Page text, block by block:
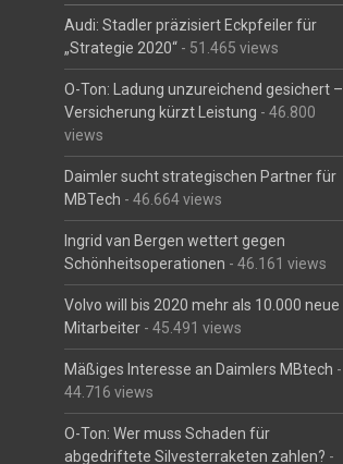
Audi: Stadler präzisiert Eckpfeiler für
„Strategie 2020“ - 51.465 views
O-Ton: Ladung unzureichend gesichert –
Versicherung kürzt Leistung - 46.800
views
Daimler sucht strategischen Partner für
MBTech - 46.664 views
Ingrid van Bergen wettert gegen
Schönheitsoperationen - 46.161 views
Volvo will bis 2020 mehr als 10.000 neue
Mitarbeiter - 45.491 views
Mäßiges Interesse an Daimlers MBtech -
44.716 views
O-Ton: Wer muss Schaden für
abgedriftete Silvesterraketen zahlen? -